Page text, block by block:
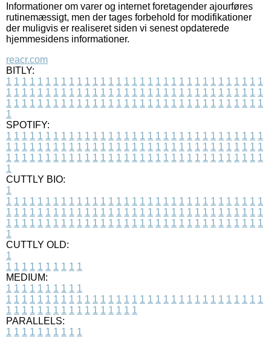
Informationer om varer og internet foretagender ajourføres
rutinemæssigt, men der tages forbehold for modifikationer
der muligvis er realiseret siden vi senest opdaterede
hjemmesidens informationer.
reacr.com
BITLY:
1 1 1 1 1 1 1 1 1 1 1 1 1 1 1 1 1 1 1 1 1 1 1 1 1 1 1 1 1 1 1 1 1
1 1 1 1 1 1 1 1 1 1 1 1 1 1 1 1 1 1 1 1 1 1 1 1 1 1 1 1 1 1 1 1 1
1 1 1 1 1 1 1 1 1 1 1 1 1 1 1 1 1 1 1 1 1 1 1 1 1 1 1 1 1 1 1 1 1
1
SPOTIFY:
1 1 1 1 1 1 1 1 1 1 1 1 1 1 1 1 1 1 1 1 1 1 1 1 1 1 1 1 1 1 1 1 1
1 1 1 1 1 1 1 1 1 1 1 1 1 1 1 1 1 1 1 1 1 1 1 1 1 1 1 1 1 1 1 1 1
1 1 1 1 1 1 1 1 1 1 1 1 1 1 1 1 1 1 1 1 1 1 1 1 1 1 1 1 1 1 1 1 1
1
CUTTLY BIO:
1
1 1 1 1 1 1 1 1 1 1 1 1 1 1 1 1 1 1 1 1 1 1 1 1 1 1 1 1 1 1 1 1 1
1 1 1 1 1 1 1 1 1 1 1 1 1 1 1 1 1 1 1 1 1 1 1 1 1 1 1 1 1 1 1 1 1
1 1 1 1 1 1 1 1 1 1 1 1 1 1 1 1 1 1 1 1 1 1 1 1 1 1 1 1 1 1 1 1 1
1
CUTTLY OLD:
1
1 1 1 1 1 1 1 1 1 1
MEDIUM:
1 1 1 1 1 1 1 1 1 1
1 1 1 1 1 1 1 1 1 1 1 1 1 1 1 1 1 1 1 1 1 1 1 1 1 1 1 1 1 1 1 1 1
1 1 1 1 1 1 1 1 1 1 1 1 1 1 1 1 1
PARALLELS:
1 1 1 1 1 1 1 1 1 1